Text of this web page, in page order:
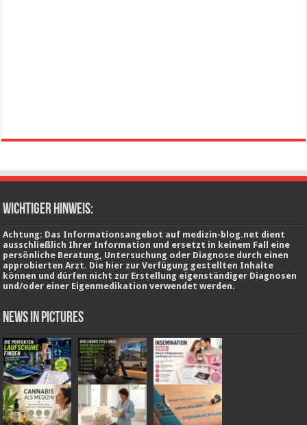
wichtiger Hinweis:
Achtung: Das Informationsangebot auf medizin-blog.net dient
ausschließlich Ihrer Information und ersetzt in keinem Fall eine
persönliche Beratung, Untersuchung oder Diagnose durch einen
approbierten Arzt. Die hier zur Verfügung gestellten Inhalte
können und dürfen nicht zur Erstellung eigenständiger Diagnosen
und/oder einer Eigenmedikation verwendet werden.
News in Pictures